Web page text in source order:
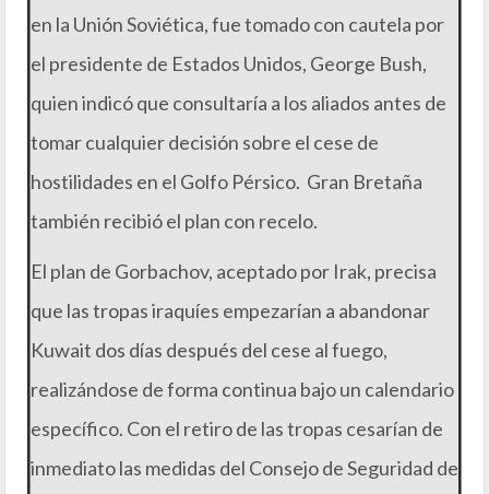
en la Unión Soviética, fue tomado con cautela por
el presidente de Estados Unidos, George Bush,
quien indicó que consultaría a los aliados antes de
tomar cualquier decisión sobre el cese de
hostilidades en el Golfo Pérsico. Gran Bretaña
también recibió el plan con recelo.
El plan de Gorbachov, aceptado por Irak, precisa
que las tropas iraquíes empezarían a abandonar
Kuwait dos días después del cese al fuego,
realizándose de forma continua bajo un calendario
específico. Con el retiro de las tropas cesarían de
inmediato las medidas del Consejo de Seguridad de